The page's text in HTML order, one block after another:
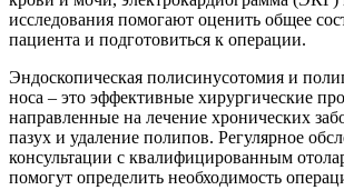
исследования помогают оценить общее
пациента и подготовиться к операции.
Эндоскопическая полисинусотомия и
носа – это эффективные хирургические
направленные на лечение хронических
пазух и удаление полипов. Регулярное
консультации с квалифицированным
помогут определить необходимость